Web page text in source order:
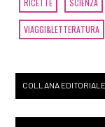
RICETTE SCIENZA
VIAGGI&LETTERATURA
COLLANA EDITORIALE